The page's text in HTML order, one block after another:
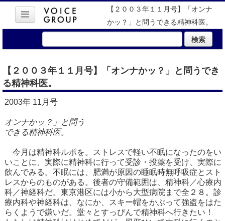
【２００３年１１月号】「オンナ
かッ？」と問うできる精神科医。
検索
【２００３年１１月号】「オンナかッ？」と問うでき
る精神科医。
2003年 11月号
オンナかッ？」と問う
できる精神科医。
今月は精神科ルポを。ストレスで軽い不眠になったのをい
いことに、実際に精神科に行って受診・投薬を受け、実際に
飲んでみる。不眠には、肥満が原因の睡眠時無呼吸症とスト
レスからのものがある。後者の守備範囲は、精神科／心療内
科／神経科だ。東京港区には小から大型病院まで全２８。診
療内科や神経科は、なにか、スキー帽をかぶって強盗をはた
らくようで嫌いだ。堂々とすっぴんで精神科へ行きたい！